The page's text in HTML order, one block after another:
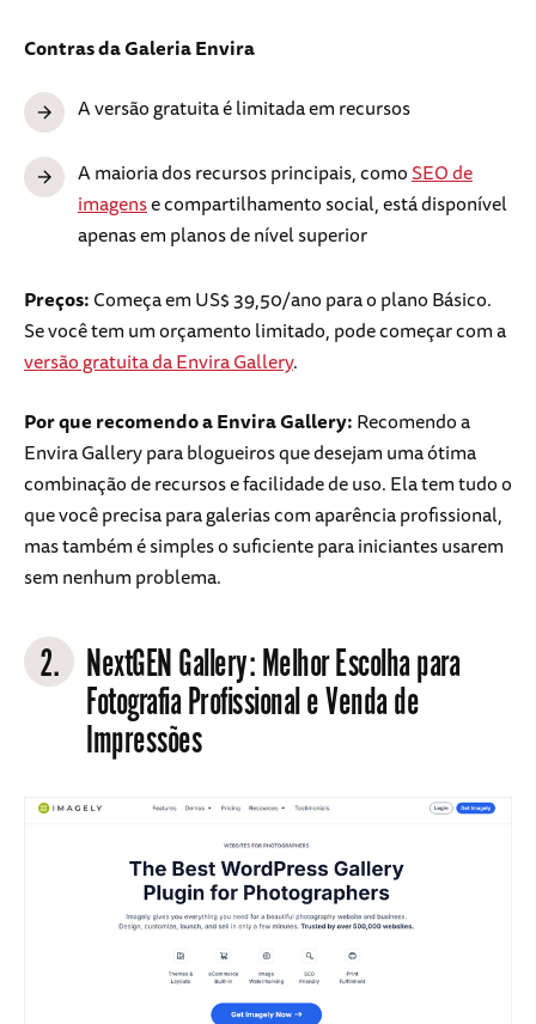
Contrasda Galeria Envira
A versão gratuita é limitada em recursos
A maioria dos recursos principais, comoSEO de
imagense compartilhamento social, está disponível
apenas em planos de nível superior
Preços:Começa em US$ 39,50/ano para o plano Básico.
Se você tem um orçamento limitado, pode começar com a
versão gratuita da Envira Gallery.
Por que recomendo a Envira Gallery:Recomendo a
Envira Gallery para blogueiros que desejam uma ótima
combinação de recursos e facilidade de uso. Ela tem tudo o
que você precisa para galerias com aparência profissional,
mas também é simples o suficiente para iniciantes usarem
sem nenhum problema.
2. NextGEN Gallery: Melhor Escolha para
Fotografia Profissional e Venda de
Impressões